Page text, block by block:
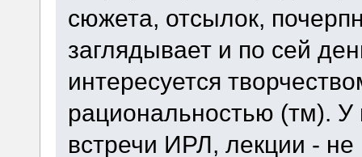
сюжета, отсылок,
заглядывает и по сей
интересуется
рациональностью (тм).
встречи ИРЛ, лекции - не